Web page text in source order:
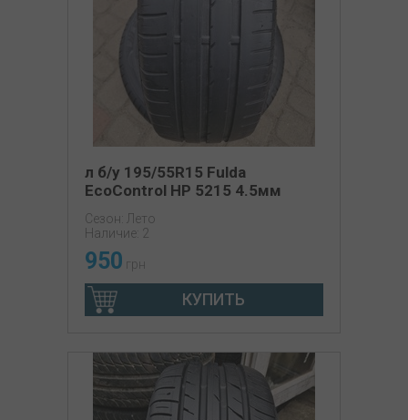
л б/у 195/55R15 Fulda
EcoControl HP 5215 4.5мм
Сезон: Лето
Наличие: 2
950 грн
КУПИТЬ